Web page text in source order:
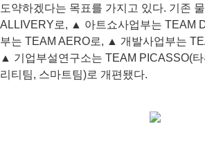
도약하겠다는 목표를 가지고 있다. 기존
ALLIVERY로, ▲ 아트쇼사업부는 TEAM
부는 TEAM AERO로, ▲ 개발사업부는
▲ 기업부설연구소는 TEAM PICASSO(
리티팀, 스마트팀)로 개편됐다.